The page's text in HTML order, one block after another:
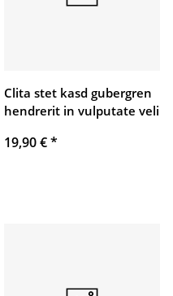
Clita stet kasd gubergren
hendrerit in vulputate veli
19,90 €*